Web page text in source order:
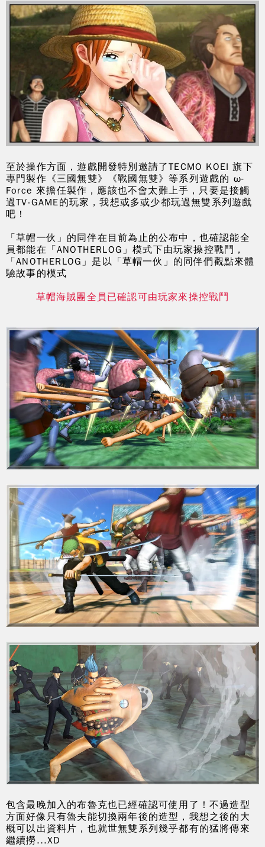
至於操作方面，遊戲開發特別邀請了TECMO KOEI 旗下
專門製作《三國無雙》《戰國無雙》等系列遊戲的 ω-
Force 來擔任製作，應該也不會太難上手，只要是接觸
過TV-GAME的玩家，我想或多或少都玩過無雙系列遊戲
吧！
「草帽一伙」的同伴在目前為止的公布中，也確認能全
員都能在「ANOTHERLOG」模式下由玩家操控戰鬥，
「ANOTHERLOG」是以「草帽一伙」的同伴們觀點來體
驗故事的模式
草帽海賊團全員已確認可由玩家來操控戰鬥
包含最晚加入的布魯克也已經確認可使用了！不過造型
方面好像只有魯夫能切換兩年後的造型，我想之後的大
概可以出資料片，也就世無雙系列幾乎都有的猛將傳來
繼續撈...XD